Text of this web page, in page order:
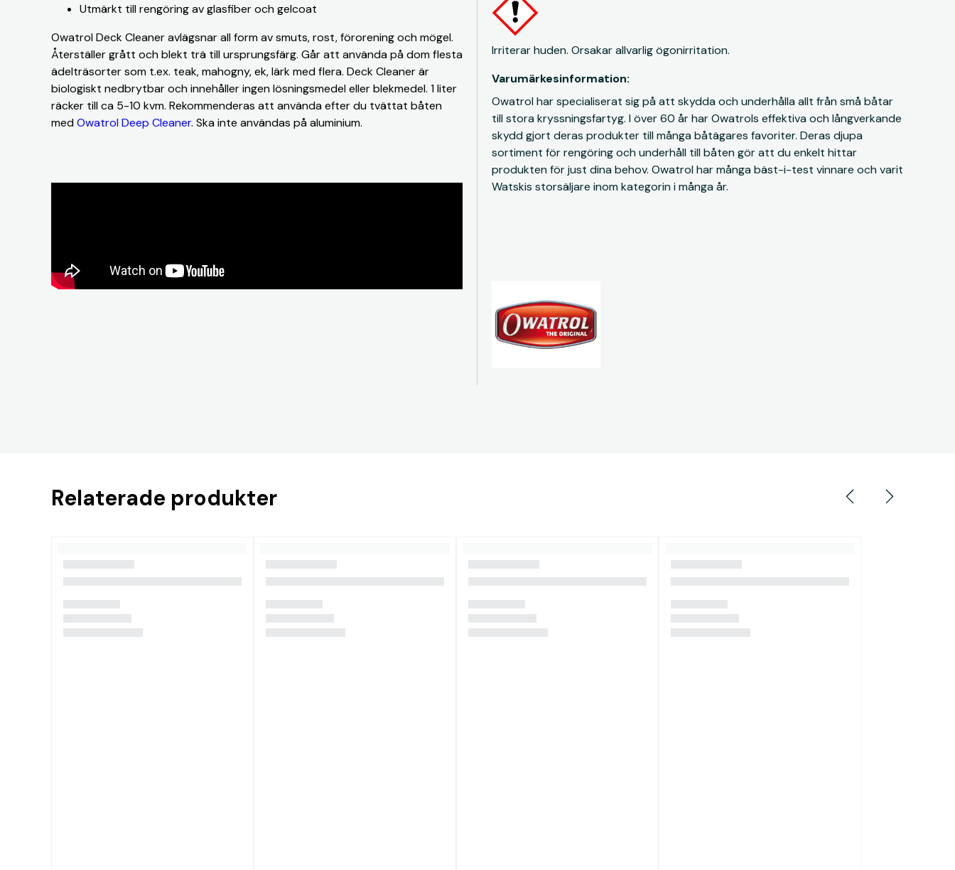
Utmärkt till rengöring av glasfiber och gelcoat
Owatrol Deck Cleaner avlägsnar all form av smuts, rost, förorening och mögel.
Återställer grått och blekt trä till ursprungsfärg. Går att använda på dom flesta
ädelträsorter som t.ex. teak, mahogny, ek, lärk med flera. Deck Cleaner är
biologiskt nedbrytbar och innehåller ingen lösningsmedel eller blekmedel. 1 liter
räcker till ca 5-10 kvm. Rekommenderas att använda efter du tvättat båten
medOwatrol Deep Cleaner. Ska inte användas på aluminium.
Irriterar huden. Orsakar allvarlig ögonirritation.
Varumärkesinformation:
Owatrol har specialiserat sig på att skydda och underhålla allt från små båtar
till stora kryssningsfartyg. I över 60 år har Owatrols effektiva och långverkande
skydd gjort deras produkter till många båtägares favoriter. Deras djupa
sortiment för rengöring och underhåll till båten gör att du enkelt hittar
produkten för just dina behov. Owatrol har många bäst-i-test vinnare och varit
Watskis storsäljare inom kategorin i många år.
Relaterade produkter